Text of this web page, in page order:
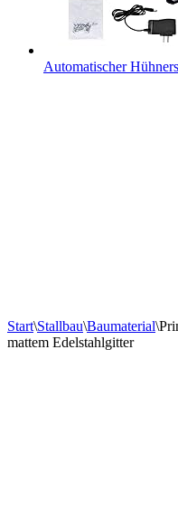
Automatischer
Start\Stallbau\Baumaterial\
mattem Edelstahlgitter